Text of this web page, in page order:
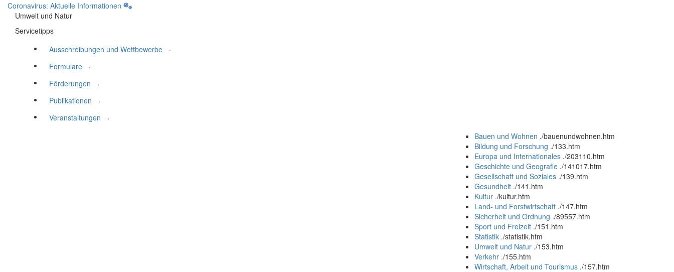
Coronavirus: Aktuelle Informationen
Umwelt und Natur
Servicetipps
Ausschreibungen und Wettbewerbe
.
Formulare
.
Förderungen
.
Publikationen
.
Veranstaltungen
.
Bauen und Wohnen ./bauenundwohnen.htm
Bildung und Forschung ./133.htm
Europa und Internationales ./203110.htm
Geschichte und Geografie ./141017.htm
Gesellschaft und Soziales ./139.htm
Gesundheit ./141.htm
Kultur ./kultur.htm
Land- und Forstwirtschaft ./147.htm
Sicherheit und Ordnung ./89557.htm
Sport und Freizeit ./151.htm
Statistik ./statistik.htm
Umwelt und Natur ./153.htm
Verkehr ./155.htm
Wirtschaft, Arbeit und Tourismus ./157.htm